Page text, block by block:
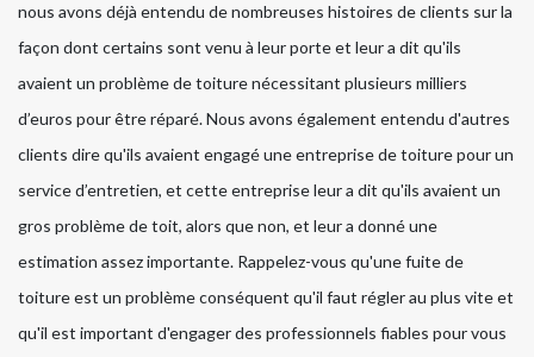
nous avons déjà entendu de nombreuses histoires de clients sur la
façon dont certains sont venu à leur porte et leur a dit qu'ils
avaient un problème de toiture nécessitant plusieurs milliers
d’euros pour être réparé. Nous avons également entendu d'autres
clients dire qu'ils avaient engagé une entreprise de toiture pour un
service d’entretien, et cette entreprise leur a dit qu'ils avaient un
gros problème de toit, alors que non, et leur a donné une
estimation assez importante. Rappelez-vous qu'une fuite de
toiture est un problème conséquent qu'il faut régler au plus vite et
qu'il est important d'engager des professionnels fiables pour vous